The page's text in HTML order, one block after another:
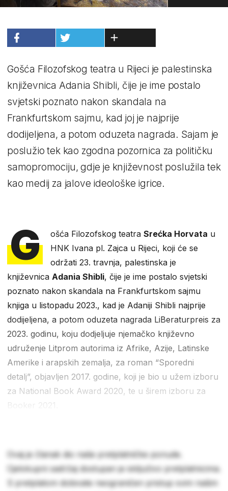
Gošća Filozofskog teatra u Rijeci je palestinska
književnica Adania Shibli, čije je ime postalo
svjetski poznato nakon skandala na
Frankfurtskom sajmu, kad joj je najprije
dodijeljena, a potom oduzeta nagrada. Sajam je
poslužio tek kao zgodna pozornica za političku
samopromociju, gdje je književnost poslužila tek
kao medij za jalove ideološke igrice.
G ošća Filozofskog teatraSrećka Horvata u
HNK Ivana pl. Zajca u Rijeci, koji će se
održati 23. travnja, palestinska je
književnica Adania Shibli, čije je ime postalo svjetski
poznato nakon skandala na Frankfurtskom sajmu
knjiga u listopadu 2023., kad je Adaniji Shibli najprije
dodijeljena, a potom oduzeta nagrada LiBeraturpreis za
2023. godinu, koju dodjeljuje njemačko književno
udruženje Litprom autorima iz Afrike, Azije, Latinske
Amerike i arapskih zemalja, za roman “Sporedni
detalj”, objavljen 2017. godine, koji je bio u užem izboru
za National Book Award 2020, te u širem izboru za
Ovaj je članak dio naše pretplatničke ponude.
Cjelokupni sadržaj dostupan je isključivo pretplatnicima.
S pretplatom dobivate neograničen pristup svim našim